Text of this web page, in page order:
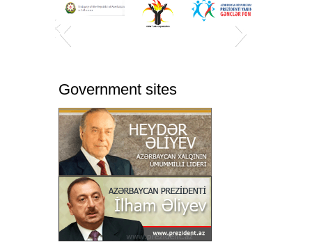
Government sites